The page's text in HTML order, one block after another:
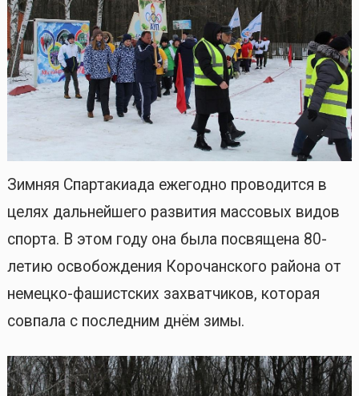
Зимняя Спартакиада ежегодно проводится в
целях дальнейшего развития массовых видов
спорта. В этом году она была посвящена 80-
летию освобождения Корочанского района от
немецко-фашистских захватчиков, которая
совпала с последним днём зимы.